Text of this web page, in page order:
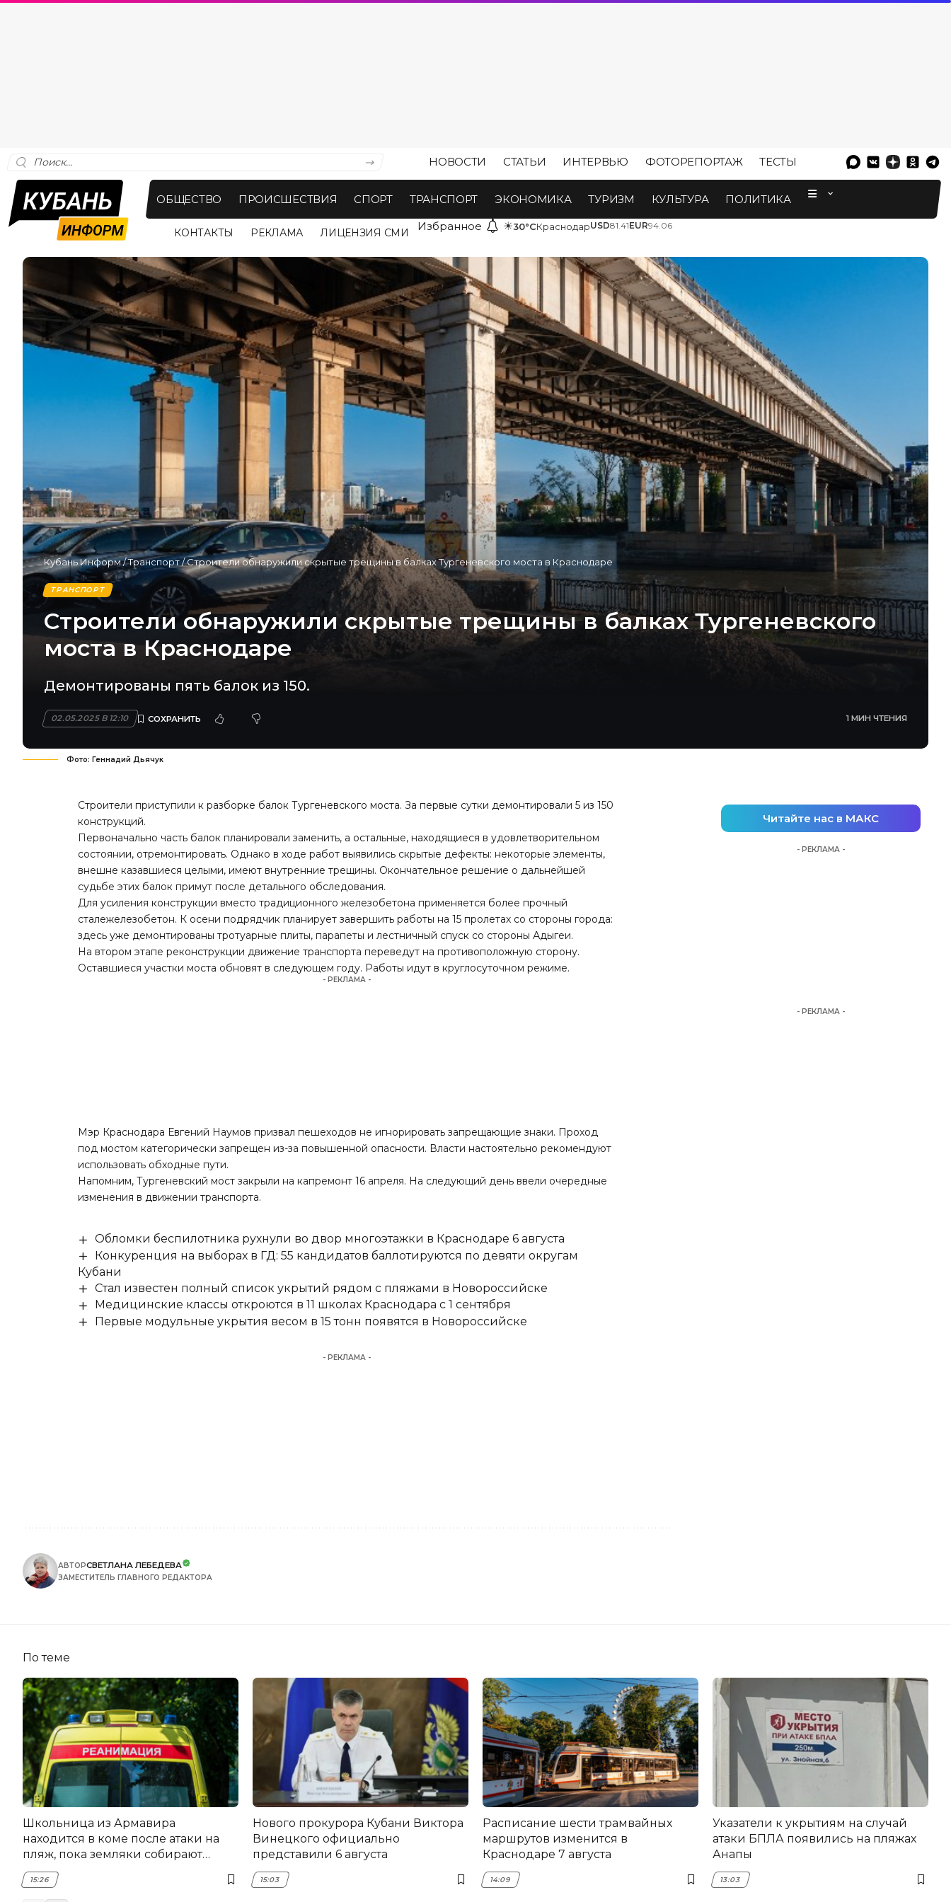
НОВОСТИ СТАТЬИ ИНТЕРВЬЮ ФОТОРЕПОРТАЖ ТЕСТЫ
ОБЩЕСТВО ПРОИСШЕСТВИЯ СПОРТ ТРАНСПОРТ ЭКОНОМИКА ТУРИЗМ КУЛЬТУРА ПОЛИТИКА
КОНТАКТЫ РЕКЛАМА ЛИЦЕНЗИЯ СМИ Избранное ☀30°CКраснодарUSD81.41EUR94.06
Кубань Информ/Транспорт/Строители обнаружили скрытые трещины в балках Тургеневского моста в Краснодаре
ТРАНСПОРТ
Строители обнаружили скрытые трещины в балках Тургеневского
моста в Краснодаре
Демонтированы пять балок из 150.
02.05.2025 В 12:10 1 МИН ЧТЕНИЯ
Фото: Геннадий Дьячук
Строители приступили к разборке балок Тургеневского моста. За первые сутки демонтировали 5 из 150
конструкций.
Первоначально часть балок планировали заменить, а остальные, находящиеся в удовлетворительном
состоянии, отремонтировать. Однако в ходе работ выявились скрытые дефекты: некоторые элементы,
внешне казавшиеся целыми, имеют внутренние трещины. Окончательное решение о дальнейшей
судьбе этих балок примут после детального обследования.
Для усиления конструкции вместо традиционного железобетона применяется более прочный
сталежелезобетон. К осени подрядчик планирует завершить работы на 15 пролетах со стороны города:
здесь уже демонтированы тротуарные плиты, парапеты и лестничный спуск со стороны Адыгеи.
На втором этапе реконструкции движение транспорта переведут на противоположную сторону.
Оставшиеся участки моста обновят в следующем году. Работы идут в круглосуточном режиме.
- РЕКЛАМА -
Мэр Краснодара Евгений Наумов призвал пешеходов не игнорировать запрещающие знаки. Проход
под мостом категорически запрещен из-за повышенной опасности. Власти настоятельно рекомендуют
использовать обходные пути.
Напомним, Тургеневский мостзакрыли на капремонт 16 апреля. На следующий день ввели очередные
изменения в движении транспорта.
Обломки беспилотника рухнули во двор многоэтажки в Краснодаре 6 августа
Конкуренция на выборах в ГД: 55 кандидатов баллотируются по девяти округам
Кубани
Стал известен полный список укрытий рядом с пляжами в Новороссийске
Медицинские классы откроются в 11 школах Краснодара с 1 сентября
Первые модульные укрытия весом в 15 тонн появятся в Новороссийске
- РЕКЛАМА -
АВТОРСВЕТЛАНА ЛЕБЕДЕВА
ЗАМЕСТИТЕЛЬ ГЛАВНОГО РЕДАКТОРА
Читайте нас в МАКС
- РЕКЛАМА -
- РЕКЛАМА -
По теме
Школьница из Армавира
находится в коме после атаки на
пляж, пока земляки собирают
помощь
15:26
Нового прокурора Кубани Виктора
Винецкого официально
представили 6 августа
15:03
Расписание шести трамвайных
маршрутов изменится в
Краснодаре 7 августа
14:09
Указатели к укрытиям на случай
атаки БПЛА появились на пляжах
Анапы
13:03